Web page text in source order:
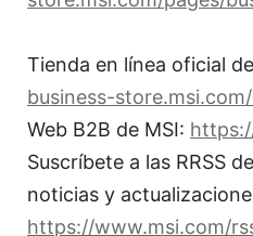
Tienda en línea oficial
business-
Web B2B de MSI:
Suscríbete a las RRSS
noticias y
https://www.msi.com/